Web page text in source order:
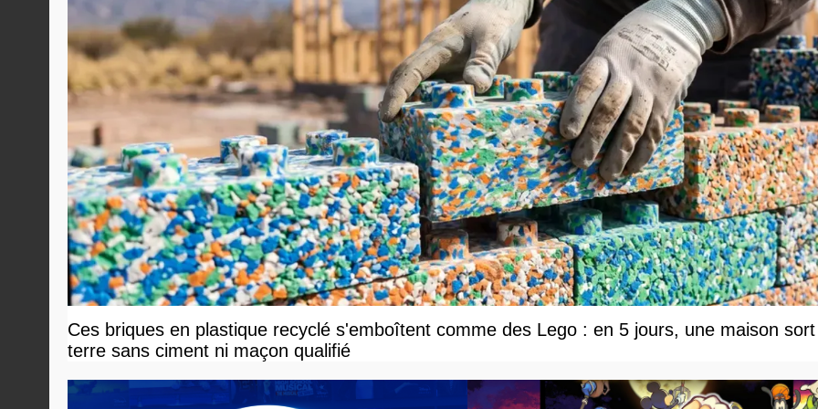
Ces briques en plastique recyclé s'emboîtent comme des Lego : en 5 jours, une maison
terre sans ciment ni maçon qualifié